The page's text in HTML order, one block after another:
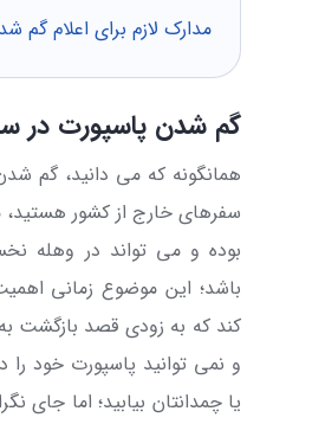
مدارک لازم برای اعلام گم
گم شدن پاسپورت در
همانگونه که می دانید، گم
سفرهای خارج از کشور
بوده و می تواند در وهله
باشد؛ این موضوع زمانی
کند که به زودی قصد بازگشت
و نمی توانید پاسپورت خود
یا چمدانتان بیابید؛ اما جای